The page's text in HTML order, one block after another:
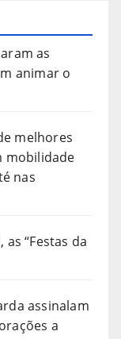
as
animar o
melhores
mobilidade
nas
“Festas da
assinalam
a